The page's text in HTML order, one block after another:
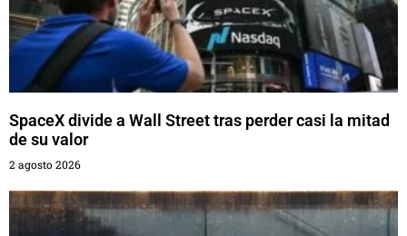
SpaceX divide a Wall Street tras perder casi la mitad
de su valor
2 agosto 2026